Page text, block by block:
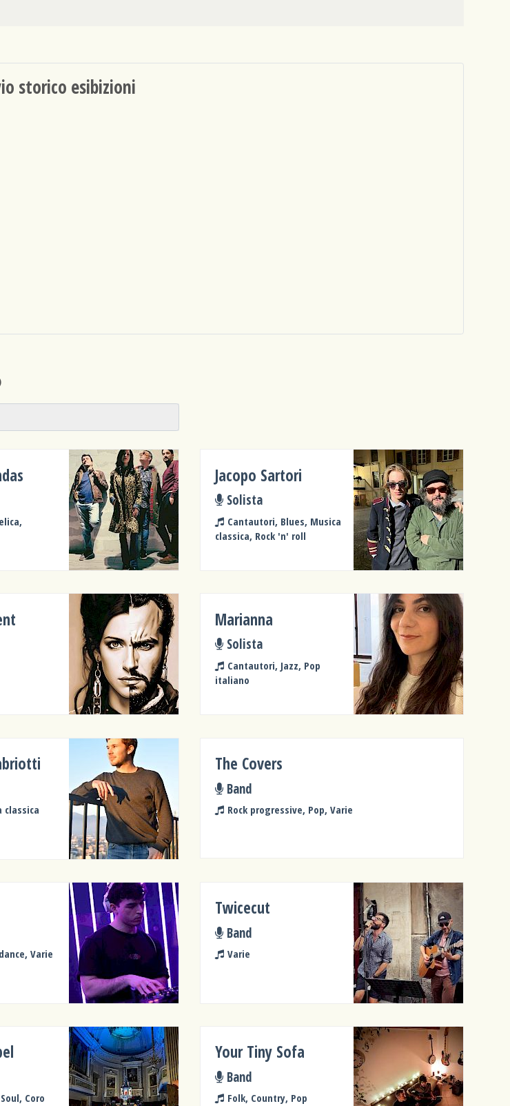
storico esibizioni
Jacopo Sartori
Solista
Cantautori, Blues, Musica
classica, Rock 'n' roll
Marianna
Solista
Cantautori, Jazz, Pop
italiano
classica
The Covers
Band
Rock progressive, Pop, Varie
Varie
Twicecut
Band
Varie
Coro
Your Tiny Sofa
Band
Folk, Country, Pop